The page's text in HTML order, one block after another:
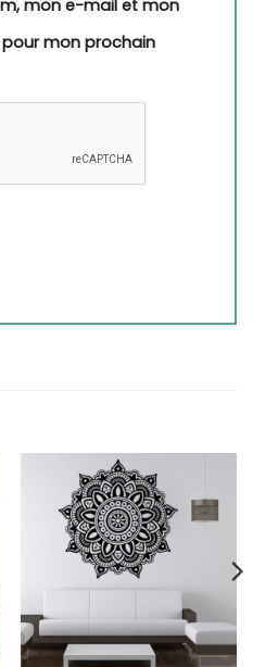
mon e-mail et mon
mon prochain